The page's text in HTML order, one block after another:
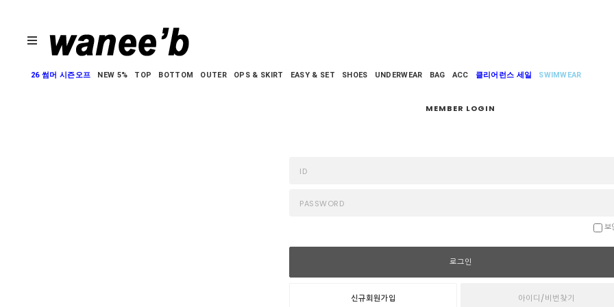
26 썸머 시즌오프 NEW 5% TOP BOTTOM OUTER OPS & SKIRT EASY & SET SHOES UNDERWEAR BAG ACC 클리어런스 세일 SWIMWEAR
MEMBER LOGIN
ID
PASSWORD
보
로그인
신규회원가입 아이디/비번찾기